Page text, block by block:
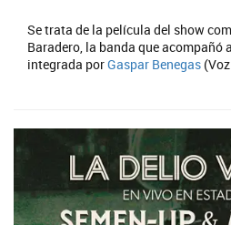
Se trata de la película del show
Baradero, la banda que acompañó a
integrada porGaspar Benegas